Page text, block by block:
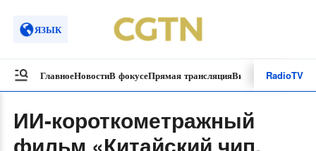
ЯЗЫК
ГлавноеНовостиВ фокусеПрямая трансляцияВидеоролики
RadioTV
ИИ-короткометражный